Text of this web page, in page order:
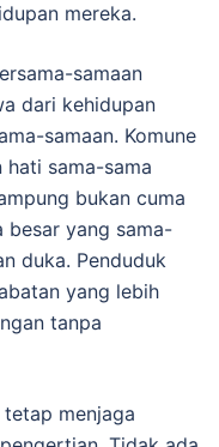
mereka.
samaan
dari kehidupan
samaan. Komune
sama-sama
bukan cuma
besar yang sama-
duka. Penduduk
yang lebih
tanpa
menjaga